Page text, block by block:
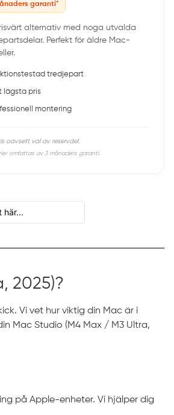
garanti*
alternativ med noga utvalda
Perfekt för äldre Mac-
tredjepart
lägsta pris
montering
oavsett val av reservdel.
omfattas av 3 månaders garanti.
2025)?
Vi vet hur viktig din Mac är i
Mac Studio (M4 Max / M3 Ultra,
på Apple-enheter. Vi hjälper dig